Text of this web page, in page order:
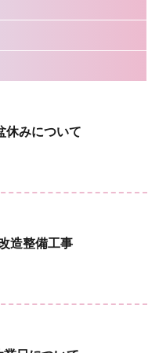
みについて
造整備工事